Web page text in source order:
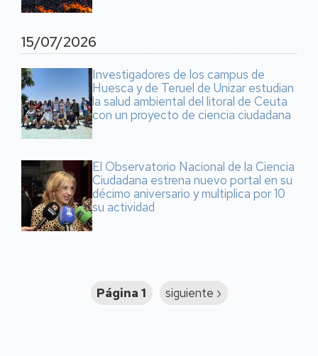
15/07/2026
Investigadores de los campus de
Huesca y de Teruel de Unizar estudian
la salud ambiental del litoral de Ceuta
con un proyecto de ciencia ciudadana
El Observatorio Nacional de la Ciencia
Ciudadana estrena nuevo portal en su
décimo aniversario y multiplica por 10
su actividad
Página 1
Siguiente
siguiente ›